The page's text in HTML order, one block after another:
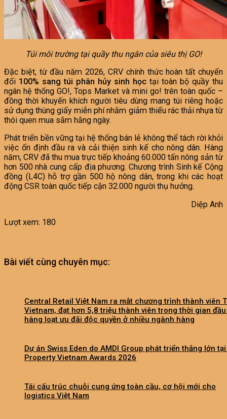
Túi môi trường tại quầy thu ngân của siêu thị GO!
Đặc biệt, từ đầu năm 2026, CRV chính thức hoàn tất chuyển
đổi 100% sang túi phân hủy sinh học tại toàn bộ quầy thu
ngân hệ thống GO!, Tops Market và mini go! trên toàn quốc –
đồng thời khuyến khích người tiêu dùng mang túi riêng hoặc
sử dụng thùng giấy miễn phí nhằm giảm thiểu rác thải nhựa từ
thói quen mua sắm hằng ngày.
Phát triển bền vững tại hệ thống bán lẻ không thể tách rời khỏi
việc ổn định đầu ra và cải thiện sinh kế cho nông dân. Hàng
năm, CRV đã thu mua trực tiếp khoảng 60.000 tấn nông sản từ
hơn 500 nhà cung cấp địa phương. Chương trình Sinh kế Cộng
đồng (L4C) hỗ trợ gần 500 hộ nông dân, trong khi các hoạt
động CSR toàn quốc tiếp cận 32.000 người thụ hưởng.
Diệp Anh
Lượt xem: 180
Bài viết cùng chuyên mục:
Central Retail Việt Nam ra mắt chương trình thành viên
Vietnam, đạt hơn 5,8 triệu thành viên trong thời gian
hàng loạt ưu đãi độc quyền ở nhiều ngành hàng
Dự án Swiss Eden do AMDI Group phát triển thắng lớn
Property Vietnam Awards 2026
Tái cấu trúc chuỗi cung ứng toàn cầu, cơ hội mới cho
logistics Việt Nam